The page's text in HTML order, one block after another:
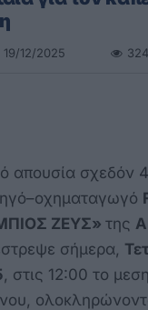
19/12/2025 324
απουσία σχεδόν
ΖΕΥΣ» της
σήμερα,
, στις 12:00 το